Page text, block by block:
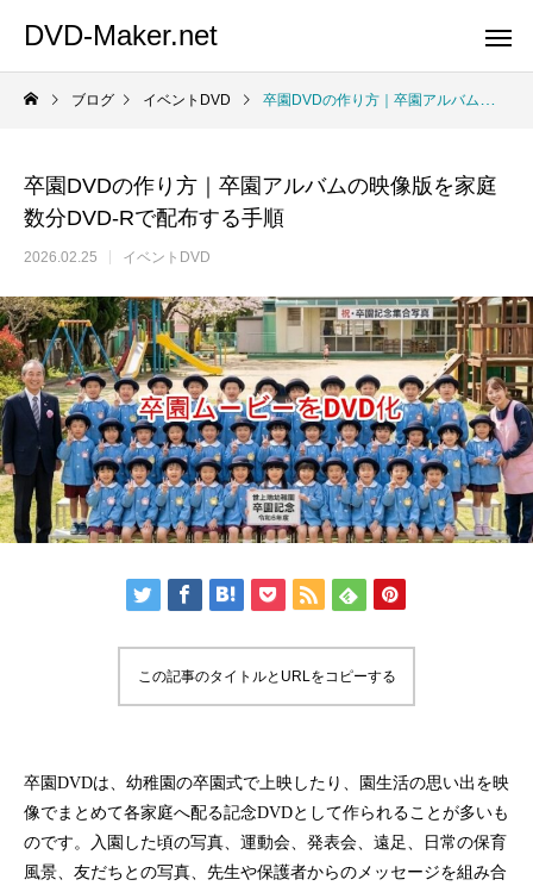
DVD-Maker.net
ブログ イベントDVD 卒園DVDの作り方｜卒園アルバムの映像版を家庭数分DVD-Rで配布する手順
卒園DVDの作り方｜卒園アルバムの映像版を家庭
数分DVD-Rで配布する手順
2026.02.25 イベントDVD
この記事のタイトルとURLをコピーする
卒園DVDは、幼稚園の卒園式で上映したり、園生活の思い出を映
像でまとめて各家庭へ配る記念DVDとして作られることが多いも
のです。入園した頃の写真、運動会、発表会、遠足、日常の保育
風景、友だちとの写真、先生や保護者からのメッセージを組み合